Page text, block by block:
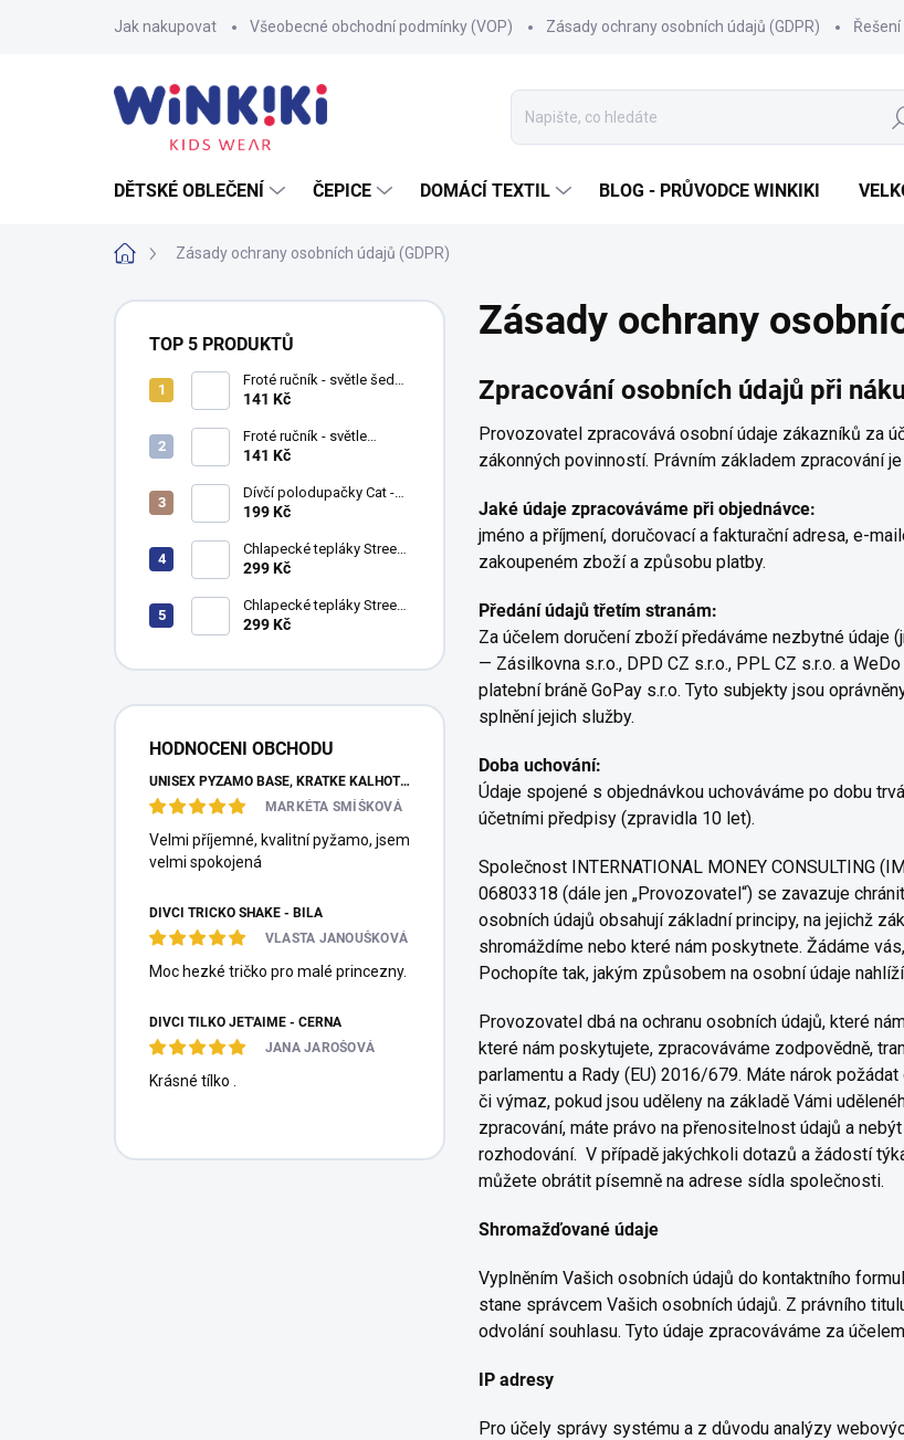
Jak nakupovat Všeobecné obchodní podmínky (VOP) Zásady ochrany osobních údajů (GDPR)
DĚTSKÉ OBLEČENÍ ČEPICE DOMÁCÍ TEXTIL BLOG - PRŮVODCE WINKIKI
Domů Zásady ochrany osobních údajů (GDPR)
P
TOP 5 PRODUKTŮ
Froté ručník - světle šedá -
40 x 70 cm - 100% bavlna
141 Kč
Froté ručník - světle
růžová - 40 x 70 cm - 100%
141 Kč
Dívčí polodupačky Cat -
fuchsie
199 Kč
Chlapecké tepláky Street
Style - khaki
299 Kč
Chlapecké tepláky Street
Style - navy
299 Kč
HODNOCENI OBCHODU
UNISEX PYŽAMO BASE, KRÁTKÉ KALHOTY, KRÁTKÝ RUKÁV - TMAVĚ MODRÁ
MARKÉTA SMÍŠKOVÁ
Velmi příjemné, kvalitní pyžamo, jsem
velmi spokojená
DÍVČÍ TRIČKO SHAKE - BÍLÁ
VLASTA JANOUŠKOVÁ
Moc hezké tričko pro malé princezny.
DÍVČÍ TÍLKO JET'AIME - ČERNÁ
JANA JAROŠOVÁ
Krásné tílko .
Zásady ochrany
Zpracování osobních údajů při
Provozovatel zpracovává osobní údaje zákazníků za
zákonných povinností. Právním základem zpracování
Jaké údaje zpracováváme při objednávce:
jméno a příjmení, doručovací a fakturační adresa, e-
zakoupeném zboží a způsobu platby.
Předání údajů třetím stranám:
Za účelem doručení zboží předáváme nezbytné
— Zásilkovna s.r.o., DPD CZ s.r.o., PPL CZ s.r.o. a
platební bráně GoPay s.r.o. Tyto subjekty jsou
splnění jejich služby.
Doba uchování:
Údaje spojené s objednávkou uchováváme po dobu
účetními předpisy (zpravidla 10 let).
Společnost INTERNATIONAL MONEY CONSULTING
06803318 (dále jen „Provozovatel“) se zavazuje
osobních údajů obsahují základní principy, na jejichž
shromáždíme nebo které nám poskytnete. Žádáme
Pochopíte tak, jakým způsobem na osobní údaje
Provozovatel dbá na ochranu osobních údajů, které
které nám poskytujete, zpracováváme zodpovědně,
parlamentu a Rady (EU) 2016/679. Máte nárok
či výmaz, pokud jsou uděleny na základě Vámi
zpracování, máte právo na přenositelnost údajů a
rozhodování. V případě jakýchkoli dotazů a žádostí
můžete obrátit písemně na adrese sídla společnosti.
Shromažďované údaje
Vyplněním Vašich osobních údajů do kontaktního
stane správcem Vašich osobních údajů. Z právního
odvolání souhlasu. Tyto údaje zpracováváme za
IP adresy
Pro účely správy systému a z důvodu analýzy